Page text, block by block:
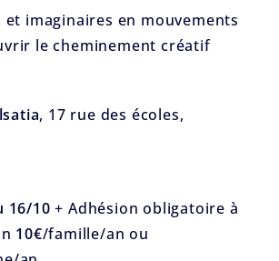
et imaginaires en mouvements
le cheminement créatif
, 17 rue des écoles,
16/10 + Adhésion obligatoire à
10€/famille/an ou